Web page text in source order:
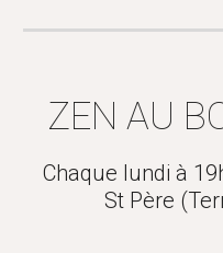
ZEN AU
Chaque lundi à
St Père